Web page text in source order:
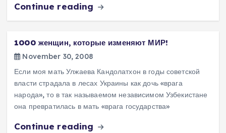
Continue reading
1000 женщин, которые изменяют МИР!
November 30, 2008
Если моя мать Улжаева Кандолатхон в годы советской
власти страдала в лесах Украины как дочь «врага
народа», то в так называемом независимом Узбекистане
она превратилась в мать «врага государства»
Continue reading